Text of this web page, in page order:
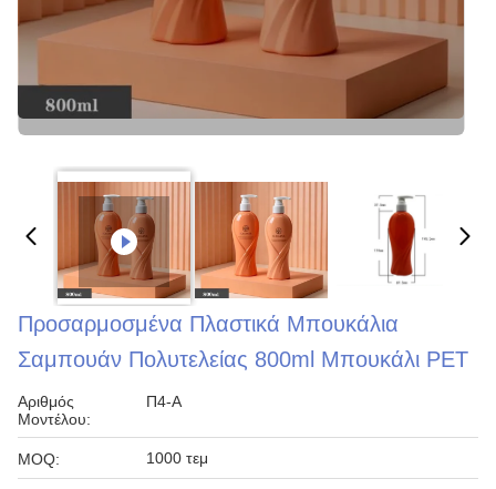
Προσαρμοσμένα Πλαστικά Μπουκάλια
Σαμπουάν Πολυτελείας 800ml Μπουκάλι PET
Αριθμός
Μοντέλου:
Π4-Α
MOQ: 1000 τεμ